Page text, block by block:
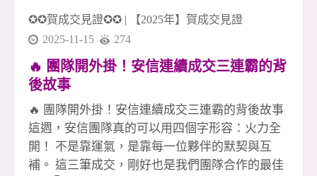
✪✪賀成交見證✪✪ |
【2025年】賀成交見證
2025-11-15
274
🔥 團隊開外掛！安信連續成交三連霸的背
後故事
🔥 團隊開外掛！安信連續成交三連霸的背後故事
這週，安信團隊真的可以用四個字形容：火力全
開！ 不是靠運氣，是靠每一位夥伴的默契與互
補。 這三筆成交，剛好也是我們團隊合作的最佳